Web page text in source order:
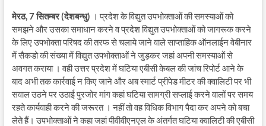
मेरठ, 7सितम्बर(देशबन्धु) । प्रदेश के विद्युत उपभोक्ताओं की समस्याओं को
समझने और उसका समाधान करने व प्रदेश विद्युत उपभोक्ताओं को जागरूक करने
के लिए उपभोक्ता परिषद की तरफ से चलाये जाने वाले साप्ताहिक ऑनलाईन वेबीनार
में सैकडो की संख्या में विद्युत उपभोक्ताओं ने जुड़कर जहां अपनी समस्याओं से
अवगत कराया । वही उत्तर प्रदेश में घटिया एबीसी केबल की जांच रिपोर्ट आने के
बाद अभी तक कार्रवाई न किए जाने और अब स्मार्ट प्रीपेड मीटर की क्वालिटी पर भी
सवाल उठने पर उठाई पुरजोर मांग कहां घटिया सामग्री सप्लाई करने वालों पर समय
रहते कार्यवाही करने की जरूरत । नहीं तो वह विधिक विभाग पैदा कर अपने को बचा
लेते हैं। उपभोक्ताओं ने कहा जहां पीवीवीएनएल के अंतर्गत घटिया क्वालिटी की एबीसी